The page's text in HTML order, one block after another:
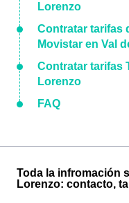
Lorenzo
Contratar tarifas
Movistar en Val
Contratar tarifas
Lorenzo
FAQ
Toda la infromación
Lorenzo: contacto,